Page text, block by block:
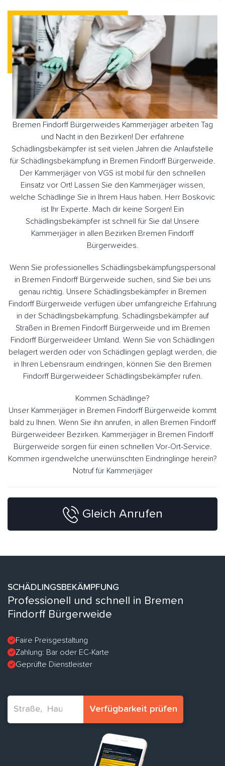
Bremen Findorff Bürgerweides Kammerjäger arbeiten Tag
und Nacht in den Bezirken! Der erfahrene
Schädlingsbekämpfer ist seit vielen Jahren die Anlaufstelle
für Schädlingsbekämpfung in Bremen Findorff Bürgerweide.
Der Kammerjäger von VGS ist mobil für den schnellen
Einsatz vor Ort! Lassen Sie den Kammerjäger wissen,
welche Schädlinge Sie in Ihrem Haus haben. Herr Boskovic
ist Ihr Experte. Mach dir keine Sorgen! Ein
Schädlingsbekämpfer ist schnell für Sie da! Unsere
Kammerjäger in allen Bezirken Bremen Findorff
Bürgerweides.
Wenn Sie professionelles Schädlingsbekämpfungspersonal
in Bremen Findorff Bürgerweide suchen, sind Sie bei uns
genau richtig. Unsere Schädlingsbekämpfer in Bremen
Findorff Bürgerweide verfügen über umfangreiche Erfahrung
in der Schädlingsbekämpfung. Schädlingsbekämpfer auf
Straßen in Bremen Findorff Bürgerweide und im Bremen
Findorff Bürgerweideer Umland. Wenn Sie von Schädlingen
belagert werden oder von Schädlingen geplagt werden, die
in Ihren Lebensraum eindringen, können Sie den Bremen
Findorff Bürgerweideer Schädlingsbekämpfer rufen.
Kommen Schädlinge?
Unser Kammerjäger in Bremen Findorff Bürgerweide kommt
bald zu Ihnen. Wenn Sie ihn anrufen, in allen Bremen Findorff
Bürgerweideer Bezirken. Kammerjäger in Bremen Findorff
Bürgerweide sorgen für einen schnellen Vor-Ort-Service.
Kommen irgendwelche unerwünschten Eindringlinge herein?
Notruf für Kammerjäger
Gleich Anrufen
SCHÄDLINGSBEKÄMPFUNG
Professionell und schnell in Bremen
Findorff Bürgerweide
Faire Preisgestaltung
Zahlung: Bar oder EC-Karte
Geprüfte Dienstleister
Verfügbarkeit prüfen